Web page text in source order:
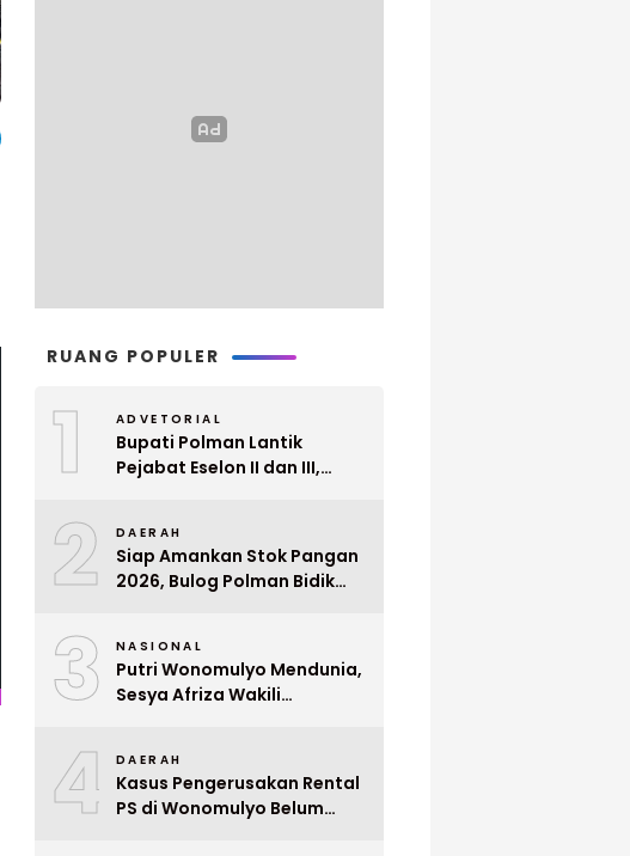
RUANG POPULER
1 ADVETORIAL
Bupati Polman Lantik
Pejabat Eselon II dan III,
2 DAERAH
Siap Amankan Stok Pangan
2026, Bulog Polman Bidik
3 NASIONAL
Putri Wonomulyo Mendunia,
Sesya Afriza Wakili
4 DAERAH
Kasus Pengerusakan Rental
PS di Wonomulyo Belum